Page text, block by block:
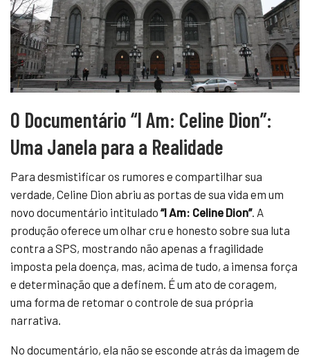
O Documentário “I Am: Celine Dion”:
Uma Janela para a Realidade
Para desmistificar os rumores e compartilhar sua
verdade, Celine Dion abriu as portas de sua vida em um
novo documentário intitulado “I Am: Celine Dion”. A
produção oferece um olhar cru e honesto sobre sua luta
contra a SPS, mostrando não apenas a fragilidade
imposta pela doença, mas, acima de tudo, a imensa força
e determinação que a definem. É um ato de coragem,
uma forma de retomar o controle de sua própria
narrativa.
No documentário, ela não se esconde atrás da imagem de